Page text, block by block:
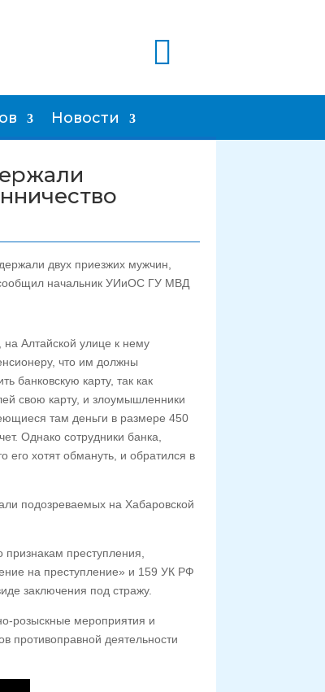

Новости
двух приезжих мужчин,
начальник УИиОС ГУ МВД
Алтайской улице к нему
что им должны
банковскую карту, так как
свою карту, и злоумышленники
там деньги в размере 450
Однако сотрудники банка,
его хотят обмануть, и обратился в
подозреваемых на Хабаровской
преступления,
на преступление» и 159 УК РФ
заключения под стражу.
розыскные мероприятия и
противоправной деятельности